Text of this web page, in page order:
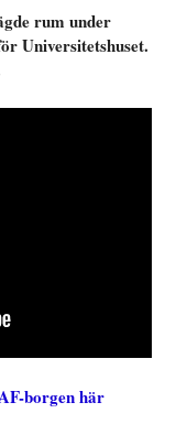
rum under
Universitetshuset.
borgen här